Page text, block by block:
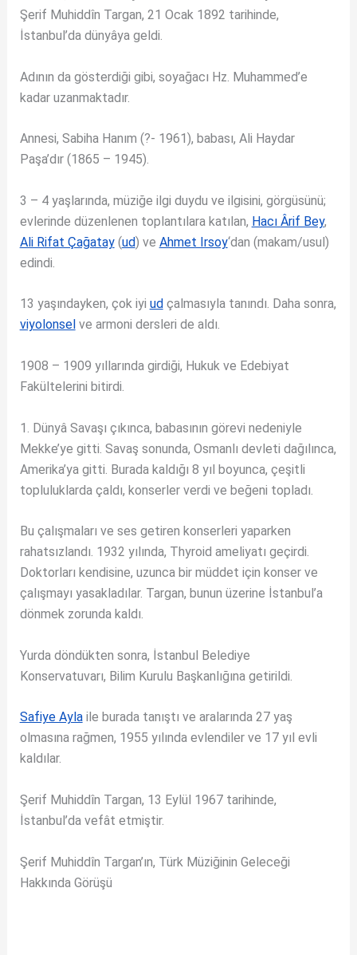
Şerif Muhiddîn Targan, 21 Ocak 1892 tarihinde,
İstanbul’da dünyâya geldi.
Adının da gösterdiği gibi, soyağacı Hz. Muhammed’e
kadar uzanmaktadır.
Annesi, Sabiha Hanım (?- 1961), babası, Ali Haydar
Paşa’dır (1865 – 1945).
3 – 4 yaşlarında, müziğe ilgi duydu ve ilgisini, görgüsünü;
evlerinde düzenlenen toplantılara katılan, Hacı Ârif Bey,
Ali Rifat Çağatay(ud) ve Ahmet Irsoy‘dan (makam/usul)
edindi.
13 yaşındayken, çok iyi ud çalmasıyla tanındı. Daha sonra,
viyolonsel ve armoni dersleri de aldı.
1908 – 1909 yıllarında girdiği, Hukuk ve Edebiyat
Fakültelerini bitirdi.
1. Dünyâ Savaşı çıkınca, babasının görevi nedeniyle
Mekke’ye gitti. Savaş sonunda, Osmanlı devleti dağılınca,
Amerika’ya gitti. Burada kaldığı 8 yıl boyunca, çeşitli
topluluklarda çaldı, konserler verdi ve beğeni topladı.
Bu çalışmaları ve ses getiren konserleri yaparken
rahatsızlandı. 1932 yılında, Thyroid ameliyatı geçirdi.
Doktorları kendisine, uzunca bir müddet için konser ve
çalışmayı yasakladılar. Targan, bunun üzerine İstanbul’a
dönmek zorunda kaldı.
Yurda döndükten sonra, İstanbul Belediye
Konservatuvarı, Bilim Kurulu Başkanlığına getirildi.
Safiye Aylaile burada tanıştı ve aralarında 27 yaş
olmasına rağmen, 1955 yılında evlendiler ve 17 yıl evli
kaldılar.
Şerif Muhiddîn Targan, 13 Eylül 1967 tarihinde,
İstanbul’da vefât etmiştir.
Şerif Muhiddîn Targan’ın, Türk Müziğinin Geleceği
Hakkında Görüşü